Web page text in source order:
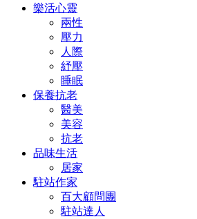
樂活心靈
兩性
壓力
人際
紓壓
睡眠
保養抗老
醫美
美容
抗老
品味生活
居家
駐站作家
百大顧問團
駐站達人